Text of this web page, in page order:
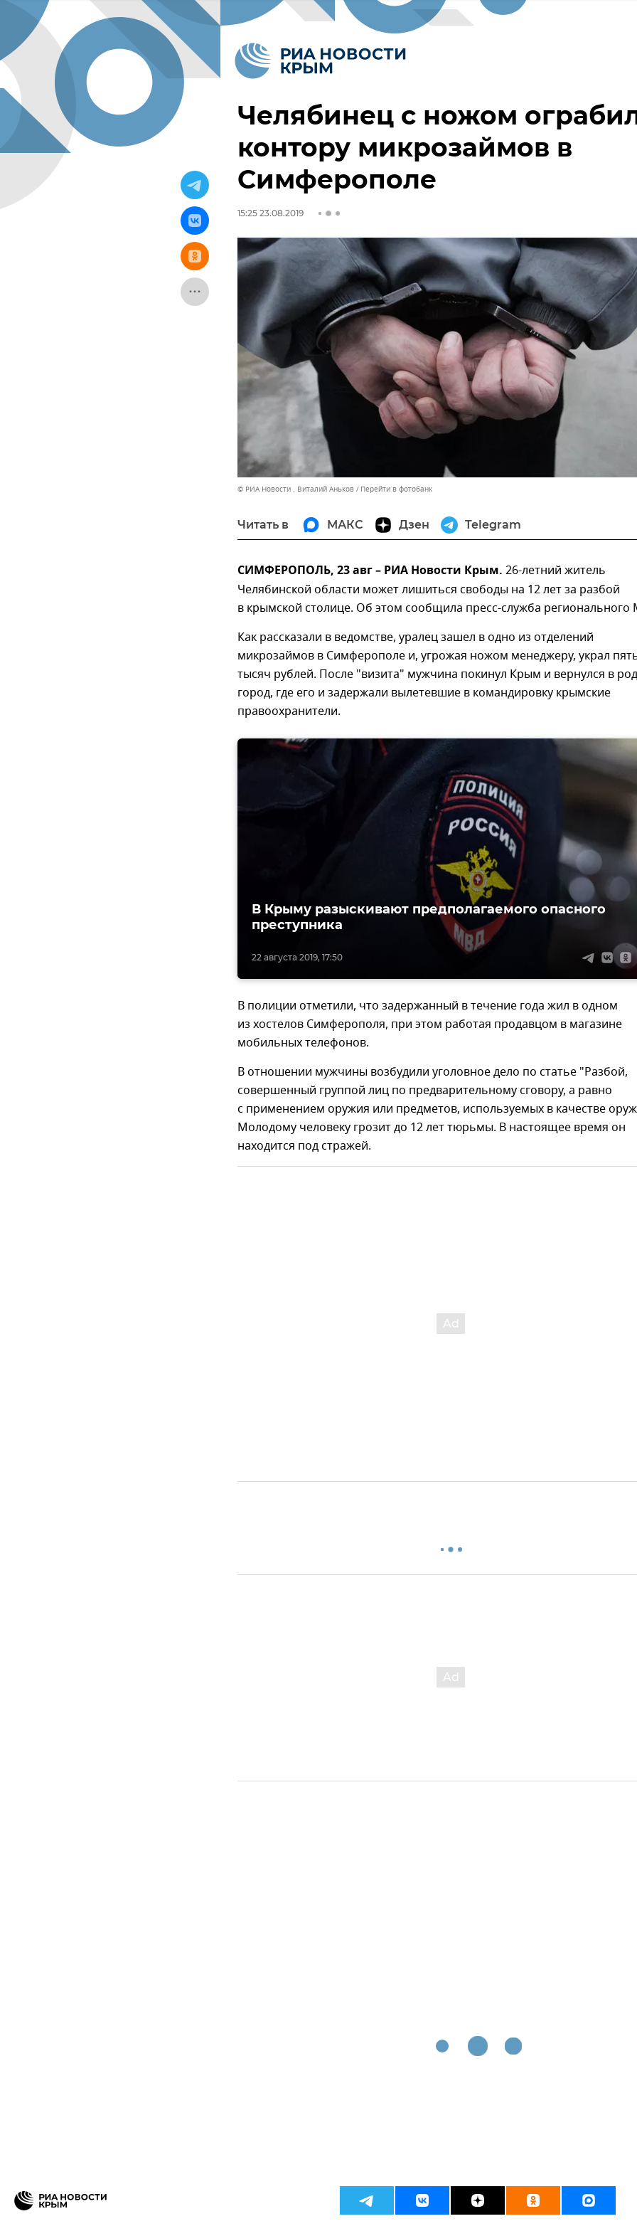
Челябинец с ножом
контору микрозаймов в
Симферополе
15:25 23.08.2019
© РИА Новости . Виталий Аньков Перейти в фотобанк
Читать в МАКС Дзен Telegram
СИМФЕРОПОЛЬ, 23 авг – РИА Новости Крым. 26-летний житель
Челябинской области может лишиться свободы на 12 лет за разбой
в крымской столице. Об этом сообщила пресс-служба
Как рассказали в ведомстве, уралец зашел в одно из отделений
микрозаймов в Симферополе и, угрожая ножом менеджеру, украл
тысяч рублей. После "визита" мужчина покинул Крым и вернулся в
город, где его и задержали вылетевшие в командировку крымские
правоохранители.
22 августа 2019, 17:50
В Крыму разыскивают предполагаемого опасного
преступника
В полиции отметили, что задержанный в течение года жил в одном
из хостелов Симферополя, при этом работая продавцом в магазине
мобильных телефонов.
В отношении мужчины возбудили уголовное дело по статье "Разбой,
совершенный группой лиц по предварительному сговору, а равно
с применением оружия или предметов, используемых в качестве
Молодому человеку грозит до 12 лет тюрьмы. В настоящее время он
находится под стражей.